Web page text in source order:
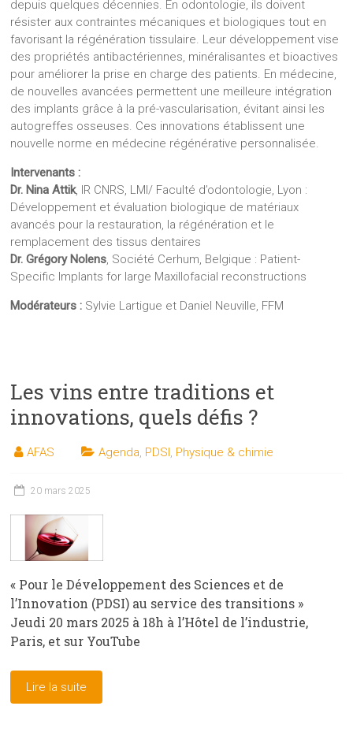
depuis quelques décennies. En odontologie, ils doivent
résister aux contraintes mécaniques et biologiques tout en
favorisant la régénération tissulaire. Leur développement vise
des propriétés antibactériennes, minéralisantes et bioactives
pour améliorer la prise en charge des patients. En médecine,
de nouvelles avancées permettent une meilleure intégration
des implants grâce à la pré-vascularisation, évitant ainsi les
autogreffes osseuses. Ces innovations établissent une
nouvelle norme en médecine régénérative personnalisée.
Intervenants :
Dr. Nina Attik, IR CNRS, LMI/ Faculté d’odontologie, Lyon :
Développement et évaluation biologique de matériaux
avancés pour la restauration, la régénération et le
remplacement des tissus dentaires
Dr. Grégory Nolens, Société Cerhum, Belgique : Patient-
Specific Implants for large Maxillofacial reconstructions
Modérateurs : Sylvie Lartigue et Daniel Neuville, FFM
Les vins entre traditions et
innovations, quels défis ?
AFAS Agenda, PDSI, Physique & chimie
20 mars 2025
« Pour le Développement des Sciences et de
l’Innovation (PDSI) au service des transitions »
Jeudi 20 mars 2025 à 18h à l’Hôtel de l’industrie,
Paris, et sur YouTube
Lire la suite